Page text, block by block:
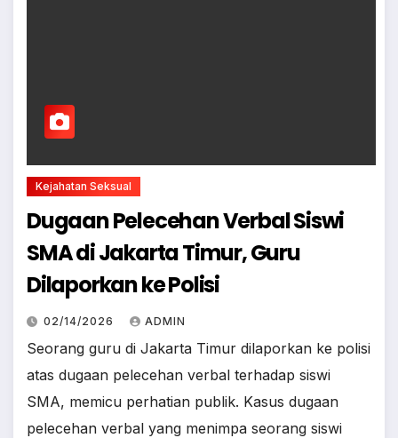
Kejahatan Seksual
Dugaan Pelecehan Verbal Siswi
SMA di Jakarta Timur, Guru
Dilaporkan ke Polisi
02/14/2026 ADMIN
Seorang guru di Jakarta Timur dilaporkan ke polisi
atas dugaan pelecehan verbal terhadap siswi
SMA, memicu perhatian publik. ​Kasus dugaan
pelecehan verbal yang menimpa seorang siswi